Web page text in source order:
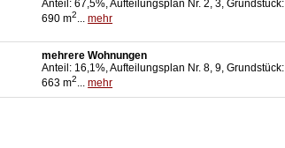
Anteil: 67,5%, Aufteilungsplan Nr. 2, 3, Grundstück:
690 m2 ...mehr
mehrere Wohnungen
Anteil: 16,1%, Aufteilungsplan Nr. 8, 9, Grundstück:
663 m2 ...mehr